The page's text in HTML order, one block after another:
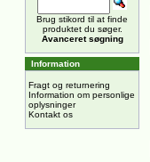
Brug stikord til at finde
produktet du søger.
Avanceret søgning
Information
Fragt og returnering
Information om personlige
oplysninger
Kontakt os